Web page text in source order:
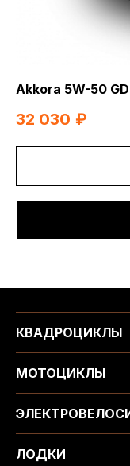
Akkora 5W-50
32 030 ₽
КВАДРОЦИКЛЫ
МОТОЦИКЛЫ
ЛОДКИ